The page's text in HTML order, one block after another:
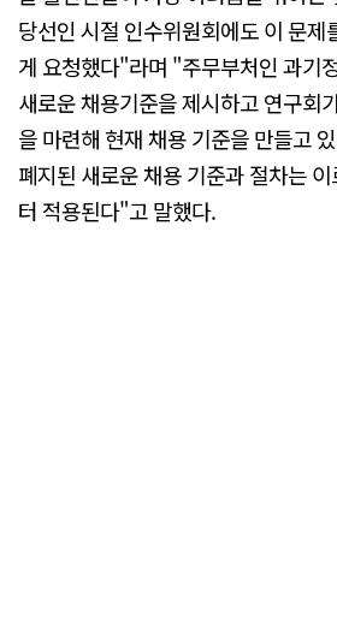
당선인 시절 인수위원회에도 이 문제
게 요청했다"라며 "주무부처인 과기
새로운 채용기준을 제시하고 연구회
을 마련해 현재 채용 기준을 만들고
폐지된 새로운 채용 기준과 절차는
터 적용된다"고 말했다.